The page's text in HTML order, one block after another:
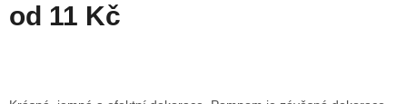
od 11 Kč